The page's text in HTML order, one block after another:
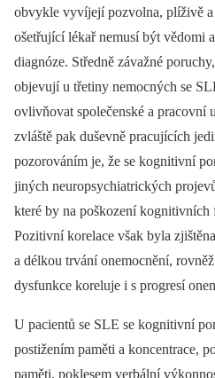
obvykle vyvíjejí pozvolna, plíživě a
ošetřující lékař nemusí být vědomi
diagnóze. Středně závažné
objevují u třetiny nemocných se
ovlivňovat společenské a pracovní
zvláště pak duševně pracujících
pozorováním je, že se kognitivní
jiných neuropsychiatrických
které by na poškození
Pozitivní korelace však byla
a délkou trvání onemocnění,
dysfunkce koreluje i s progresí
U pacientů se SLE se kognitivní
postižením paměti a koncentrace,
paměti, poklesem verbální